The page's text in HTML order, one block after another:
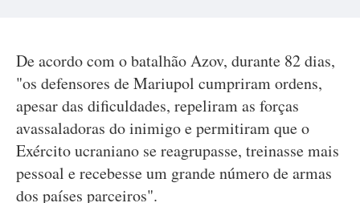
De acordo com o batalhão Azov, durante 82 dias,
"os defensores de Mariupol cumpriram ordens,
apesar das dificuldades, repeliram as forças
avassaladoras do inimigo e permitiram que o
Exército ucraniano se reagrupasse, treinasse mais
pessoal e recebesse um grande número de armas
dos países parceiros".